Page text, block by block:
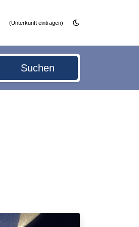
(Unterkunft eintragen)
Suchen